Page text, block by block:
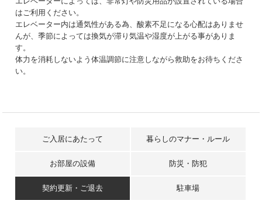
はご利用ください。
エレベーター内は通気性がある為、酸素不足になる心配はありませ
んが、季節によっては換気が滞り気温や湿度が上がる事がありま
す。
体力を消耗しないよう体温調節に注意しながら救助をお待ちくださ
い。
ご入居にあたって 暮らしのマナー・ルール
お部屋の設備 防災・防犯
契約更新・ご退去 駐車場